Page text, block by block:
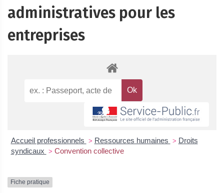
administratives pour les
entreprises
Accueil professionnels > Ressources humaines > Droits
syndicaux > Convention collective
Fiche pratique